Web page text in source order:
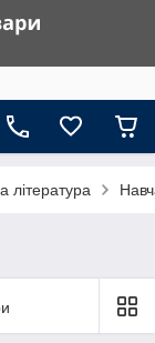
література